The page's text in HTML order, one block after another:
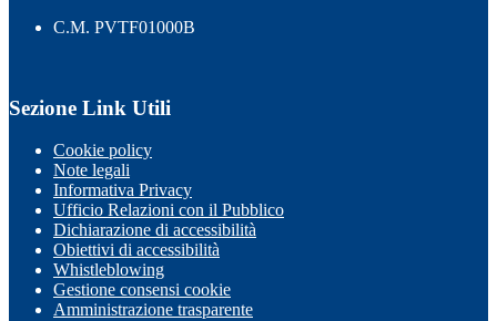
C.M. PVTF01000B
Sezione Link Utili
Cookie policy
Note legali
Informativa Privacy
Ufficio Relazioni con il Pubblico
Dichiarazione di accessibilità
Obiettivi di accessibilità
Whistleblowing
Gestione consensi cookie
Amministrazione trasparente